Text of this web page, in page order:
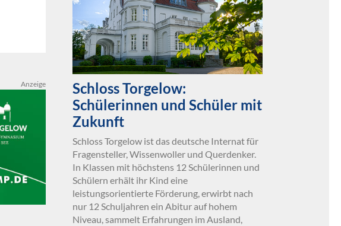
Anzeige
Schloss Torgelow:
Schülerinnen und Schüler mit
Zukunft
Schloss Torgelow ist das deutsche Internat für
Fragensteller, Wissenwoller und Querdenker.
In Klassen mit höchstens 12 Schülerinnen und
Schülern erhält ihr Kind eine
leistungsorientierte Förderung, erwirbt nach
nur 12 Schuljahren ein Abitur auf hohem
Niveau, sammelt Erfahrungen im Ausland,